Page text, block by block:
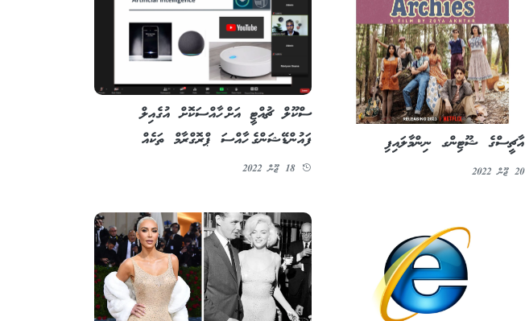
ޝޫޓިންގ ނިންމާލައިފި
20 ޖޫން 2022
ސްކޫލް ޗުއްޓީ އަށް ހާއްސަކޮށް އުގެއިލް
ފައުންޑޭޝަންގެ ހާއްސަ ޕްރޮގްރާމް ތަކެއް
18 ޖޫން 2022